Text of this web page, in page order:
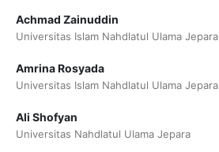
Achmad Zainuddin
Universitas Islam Nahdlatul Ulama Jepara
Amrina Rosyada
Universitas Islam Nahdlatul Ulama Jepara
Ali Shofyan
Universitas Nahdlatul Ulama Jepara